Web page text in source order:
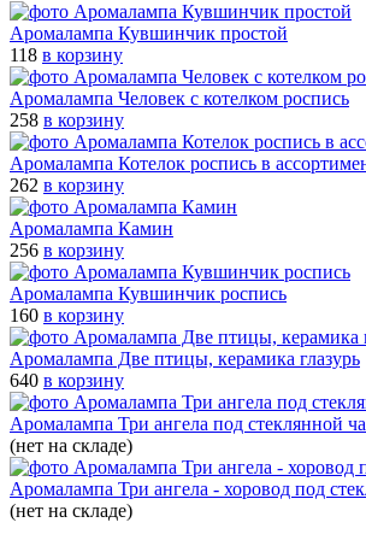
Аромалампа Кувшинчик простой
118 в корзину
Аромалампа Человек с котелком роспись
258 в корзину
Аромалампа Котелок роспись в
262 в корзину
Аромалампа Камин
256 в корзину
Аромалампа Кувшинчик роспись
160 в корзину
Аромалампа Две птицы, керамика глазурь
640 в корзину
Аромалампа Три ангела под стеклянной
(нет на складе)
Аромалампа Три ангела - хоровод под
(нет на складе)